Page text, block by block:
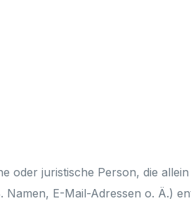
oder juristische Person, die
E-Mail-Adressen o. Ä.)